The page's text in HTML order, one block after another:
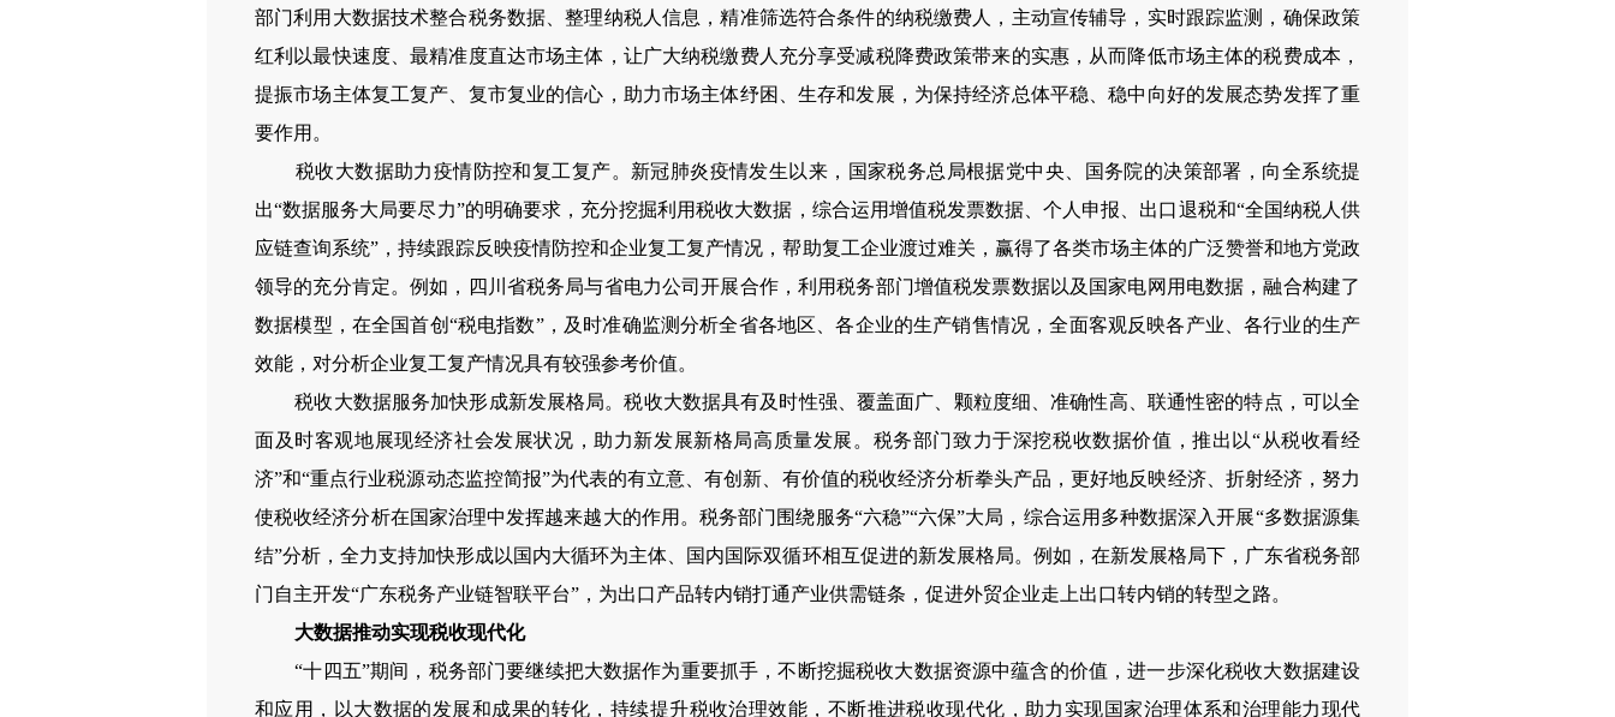
部门利用大数据技术整合税务数据、整理纳税人信息，精准筛选符合条件的纳税缴费人，主动宣传辅导，实时跟踪监测，确保政策
红利以最快速度、最精准度直达市场主体，让广大纳税缴费人充分享受减税降费政策带来的实惠，从而降低市场主体的税费成本，
提振市场主体复工复产、复市复业的信心，助力市场主体纾困、生存和发展，为保持经济总体平稳、稳中向好的发展态势发挥了重
要作用。
税收大数据助力疫情防控和复工复产。新冠肺炎疫情发生以来，国家税务总局根据党中央、国务院的决策部署，向全系统提
出“数据服务大局要尽力”的明确要求，充分挖掘利用税收大数据，综合运用增值税发票数据、个人申报、出口退税和“全国纳税人供
应链查询系统”，持续跟踪反映疫情防控和企业复工复产情况，帮助复工企业渡过难关，赢得了各类市场主体的广泛赞誉和地方党政
领导的充分肯定。例如，四川省税务局与省电力公司开展合作，利用税务部门增值税发票数据以及国家电网用电数据，融合构建了
数据模型，在全国首创“税电指数”，及时准确监测分析全省各地区、各企业的生产销售情况，全面客观反映各产业、各行业的生产
效能，对分析企业复工复产情况具有较强参考价值。
税收大数据服务加快形成新发展格局。税收大数据具有及时性强、覆盖面广、颗粒度细、准确性高、联通性密的特点，可以全
面及时客观地展现经济社会发展状况，助力新发展新格局高质量发展。税务部门致力于深挖税收数据价值，推出以“从税收看经
济”和“重点行业税源动态监控简报”为代表的有立意、有创新、有价值的税收经济分析拳头产品，更好地反映经济、折射经济，努力
使税收经济分析在国家治理中发挥越来越大的作用。税务部门围绕服务“六稳”“六保”大局，综合运用多种数据深入开展“多数据源集
结”分析，全力支持加快形成以国内大循环为主体、国内国际双循环相互促进的新发展格局。例如，在新发展格局下，广东省税务部
门自主开发“广东税务产业链智联平台”，为出口产品转内销打通产业供需链条，促进外贸企业走上出口转内销的转型之路。
大数据推动实现税收现代化
“十四五”期间，税务部门要继续把大数据作为重要抓手，不断挖掘税收大数据资源中蕴含的价值，进一步深化税收大数据建设
和应用，以大数据的发展和成果的转化，持续提升税收治理效能，不断推进税收现代化，助力实现国家治理体系和治理能力现代